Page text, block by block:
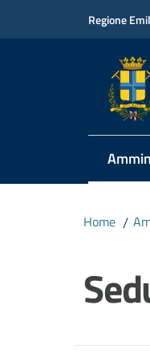
Regione
Menu
Home /